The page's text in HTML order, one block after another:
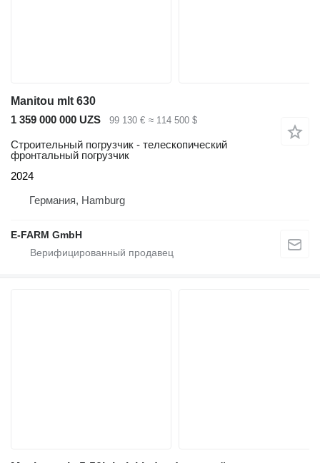
Manitou mlt 630
1 359 000 000 UZS
99 130 € ≈ 114 500 $
Строительный погрузчик - телескопический
фронтальный погрузчик
2024
Германия, Hamburg
E-FARM GmbH